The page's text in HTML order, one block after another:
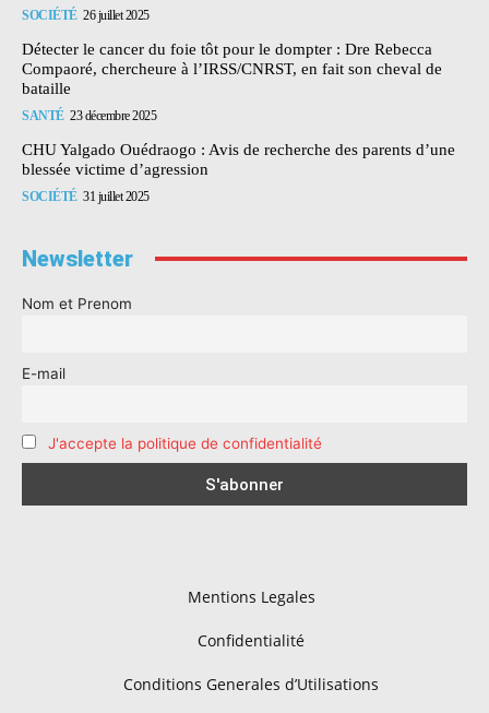
SOCIÉTÉ 26 juillet 2025
Détecter le cancer du foie tôt pour le dompter : Dre Rebecca
Compaoré, chercheure à l’IRSS/CNRST, en fait son cheval de
bataille
SANTÉ 23 décembre 2025
CHU Yalgado Ouédraogo : Avis de recherche des parents d’une
blessée victime d’agression
SOCIÉTÉ 31 juillet 2025
Newsletter
Nom et Prenom
E-mail
J'accepte la politique de confidentialité
Mentions Legales
Confidentialité
Conditions Generales d’Utilisations